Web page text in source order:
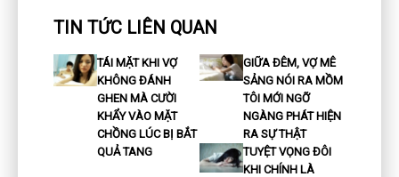
TIN TỨC LIÊN QUAN
TÁI MẶT KHI VỢ
KHÔNG ĐÁNH
GHEN MÀ CƯỜI
KHẨY VÀO MẶT
CHỒNG LÚC BỊ BẮT
QUẢ TANG
GIỮA ĐÊM, VỢ MÊ
SẢNG NÓI RA MỒM
TÔI MỚI NGỠ
NGÀNG PHÁT HIỆN
RA SỰ THẬT
TUYỆT VỌNG ĐÔI
KHI CHÍNH LÀ